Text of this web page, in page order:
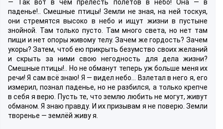
— Так вот в чём прелесть полетов в небо! Она — в
паденье!.. Смешные птицы! Земли не зная, на ней тоскуя,
они стремятся высоко в небо и ищут жизни в пустыне
знойной. Там только пусто. Там много света, но нет там
пищи и нет опоры живому телу. Зачем же гордость? Зачем
укоры? Затем, чтоб ею прикрыть безумство своих желаний
и скрыть за ними свою негодность для дела жизни?
Смешные птицы!.. Но не обманут теперь уж больше меня их
речи! Я сам всё знаю! Я — видел небо… Взлетал в него я, его
измерил, познал паденье, но не разбился, а только крепче
в себя я верю. Пусть те, что землю любить не могут, живут
обманом. Я знаю правду. И их призывам я не поверю. Земли
творенье — землёй живу я.